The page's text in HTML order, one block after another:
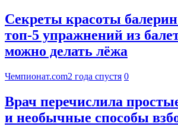
Секреты красоты
топ-5 упражнений из
можно делать лёжа
Чемпионат.com2 года спустя 0
Врач перечислила
и необычные способы